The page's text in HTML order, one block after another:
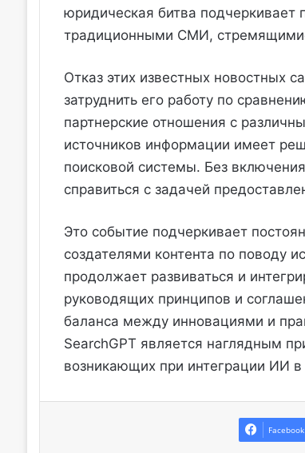
юридическая битва
традиционными СМИ,
Отказ этих известных новостных
затруднить его работу по
партнерские отношения с
источников информации имеет
поисковой системы. Без
справиться с задачей
Это событие подчеркивает
создателями контента по поводу
продолжает развиваться и
руководящих принципов и
баланса между инновациями и
SearchGPT является наглядным
возникающих при интеграции ИИ
Facebook